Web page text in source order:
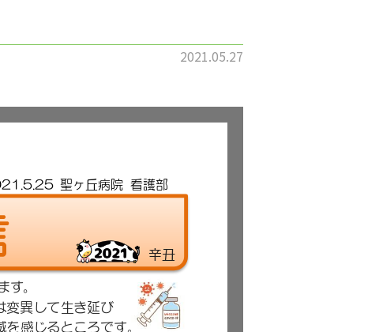
2021.05.27